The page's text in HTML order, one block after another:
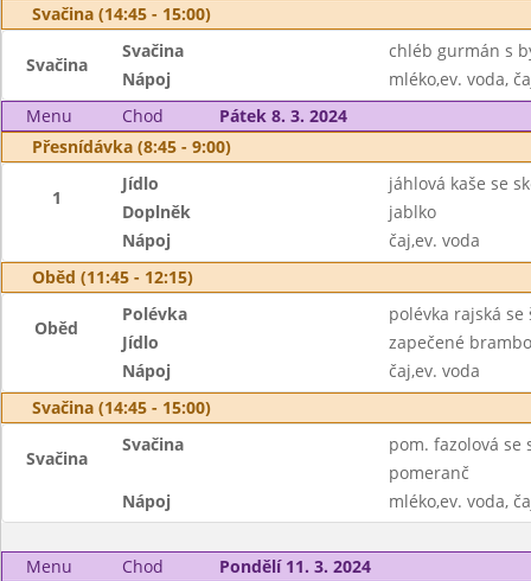
Svačina (14:45 - 15:00)
Svačina
Svačina
chléb gurmán s
Nápoj
mléko,ev. voda,
Menu
Chod
Pátek 8. 3. 2024
Přesnídávka (8:45 - 9:00)
1
Jídlo
jáhlová kaše se
Doplněk
jablko
Nápoj
čaj,ev. voda
Oběd (11:45 - 12:15)
Oběd
Polévka
polévka rajská
Jídlo
zapečené
Nápoj
čaj,ev. voda
Svačina (14:45 - 15:00)
Svačina
Svačina
pom. fazolová
pomeranč
Nápoj
mléko,ev. voda,
Menu Chod
Pondělí 11. 3. 2024